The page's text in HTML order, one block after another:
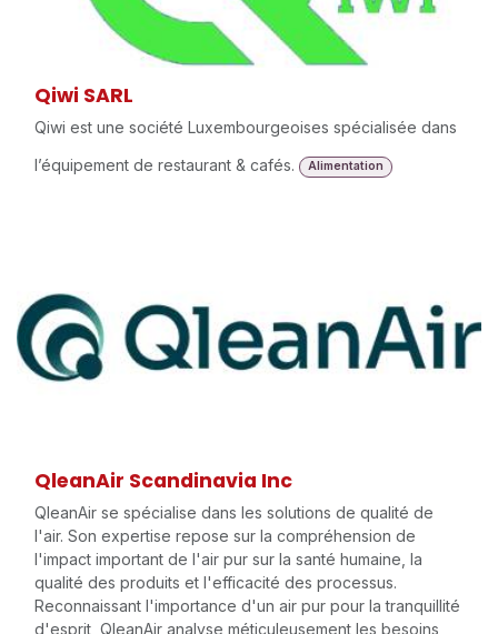
Qiwi SARL
Qiwi est une société Luxembourgeoises spécialisée dans
l’équipement de restaurant & cafés.
Alimentation
QleanAir Scandinavia Inc
QleanAir se spécialise dans les solutions de qualité de
l'air. Son expertise repose sur la compréhension de
l'impact important de l'air pur sur la santé humaine, la
qualité des produits et l'efficacité des processus.
Reconnaissant l'importance d'un air pur pour la tranquillité
d'esprit, QleanAir analyse méticuleusement les besoins